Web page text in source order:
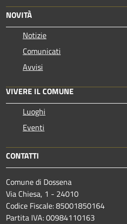
NOVITÀ
Notizie
Comunicati
Avvisi
VIVERE IL COMUNE
Luoghi
Eventi
CONTATTI
Comune di Dossena
Via Chiesa, 1 - 24010
Codice Fiscale: 85001850164
Partita IVA: 00984110163